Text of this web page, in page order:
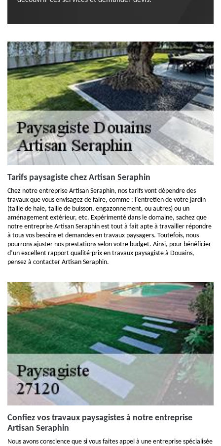
Tarifs paysagiste chez Artisan Seraphin
Chez notre entreprise Artisan Seraphin, nos tarifs vont dépendre des
travaux que vous envisagez de faire, comme : l’entretien de votre jardin
(taille de haie, taille de buisson, engazonnement, ou autres) ou un
aménagement extérieur, etc. Expérimenté dans le domaine, sachez que
notre entreprise Artisan Seraphin est tout à fait apte à travailler répondre
à tous vos besoins et demandes en travaux paysagers. Toutefois, nous
pourrons ajuster nos prestations selon votre budget. Ainsi, pour bénéficier
d’un excellent rapport qualité-prix en travaux paysagiste à Douains,
pensez à contacter Artisan Seraphin.
Confiez vos travaux paysagistes à notre entreprise
Artisan Seraphin
Nous avons conscience que si vous faites appel à une entreprise spécialisée